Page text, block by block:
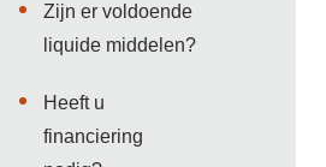
Zijn er voldoende
liquide middelen?
Heeft u
financiering